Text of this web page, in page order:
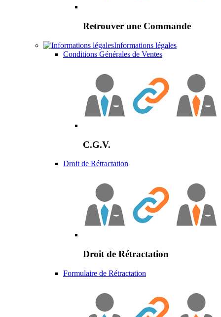
Retrouver une Commande
Informations légales
Conditions Générales de Ventes
C.G.V.
Droit de Rétractation
Droit de Rétractation
Formulaire de Rétractation